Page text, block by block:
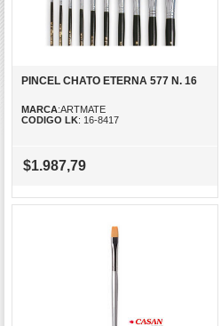
PINCEL CHATO ETERNA 577 N. 16
MARCA:ARTMATE
CODIGO LK: 16-8417
$1.987,79